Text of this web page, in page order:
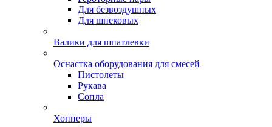
Для безвоздушных
Для шнековых
Валики для шпатлевки
Оснастка оборудования для смесей
Пистолеты
Рукава
Сопла
Хопперы